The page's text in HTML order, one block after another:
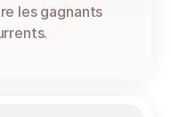
les gagnants